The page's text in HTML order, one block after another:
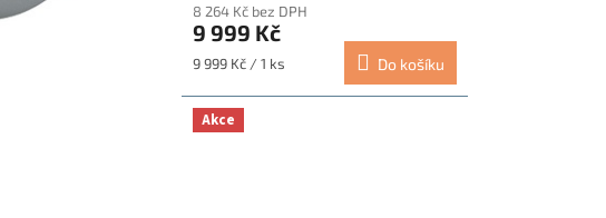
produktu
je
5,0
z
5
hvězdiček.
8 264 Kč bez DPH
9 999 Kč
Měrná
9 999 Kč / 1 ks Do košíku
Akce